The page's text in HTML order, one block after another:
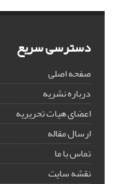
دسترسی سریع
صفحه اصلی
درباره نشریه
اعضای هیات تحریریه
ارسال مقاله
تماس با ما
نقشه سایت